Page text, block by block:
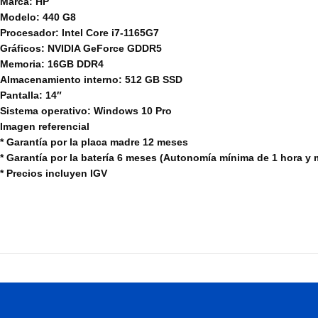
Modelo: 440 G8
Procesador: Intel Core i7-1165G7
Gráficos: NVIDIA GeForce GDDR5
Memoria: 16GB DDR4
Almacenamiento interno: 512 GB SSD
Pantalla: 14″
Sistema operativo: Windows 10 Pro
Imagen referencial
* Garantía por la placa madre 12 meses
* Garantía por la batería 6 meses (Autonomía mínima de 1 hora y
* Precios incluyen IGV